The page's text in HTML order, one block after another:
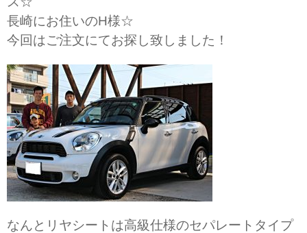
長崎にお住いのH様☆
今回はご注文にてお探し致しました！
なんとリヤシートは高級仕様のセパレートタイプ